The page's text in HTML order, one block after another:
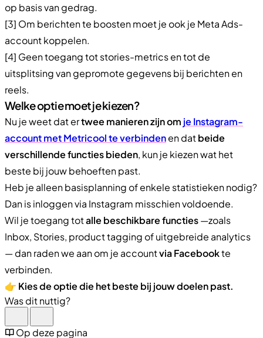
op basis van gedrag.
[3] Om berichten te boosten moet je ook je Meta Ads-
account koppelen.
[4] Geen toegang tot stories-metrics en tot de
uitsplitsing van gepromote gegevens bij berichten en
reels.
Welke optie moet je kiezen?
Nu je weet dat ertwee manieren zijn om je Instagram-
account met Metricool te verbindenen datbeide
verschillende functies bieden, kun je kiezen wat het
beste bij jouw behoeften past.
Heb je alleen basisplanning of enkele statistieken nodig?
Dan is inloggen via Instagram misschien voldoende.
Wil je toegang totalle beschikbare functies—zoals
Inbox, Stories, product tagging of uitgebreide analytics
— dan raden we aan om je accountvia Facebookte
verbinden.
👉 Kies de optie die het beste bij jouw doelen past.
Was dit nuttig?
Op deze pagina